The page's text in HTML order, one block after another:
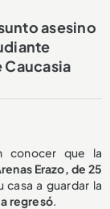
asesino
conocer que la
Erazo, de 25
casa a guardar la
regresó.